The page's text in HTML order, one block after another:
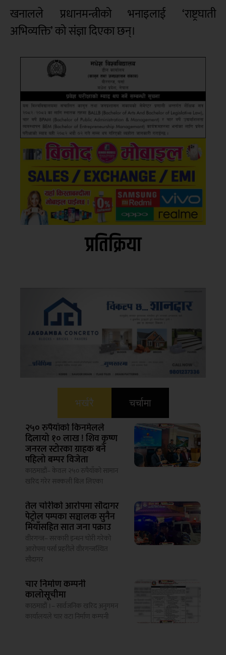
खनालले प्रधानमन्त्रीको भनाइलाई ‘राष्ट्रघाती
अभिव्यक्ति’ को संज्ञा दिएका छन्।
प्रतिक्रिया
भर्खरै चर्चामा
२५० रुपैयाँको किनमेलले
दिलायो १० लाख ! शिव कृष्ण
जनरल स्टोरका ग्राहक बने
पहिलो बम्पर विजेता
काठमाडौं– केवल २५० रुपैयाँको सामान
खरिद गरेर सक्कली बिल लिएका
तेल चोरीको आरोपमा सौदागर
पेट्रोल पम्पका सञ्चालक सुनैन
मियाँसहित सात जना पक्राउ
वीरगन्ज– सरकारी इन्धन चोरी गरेको
आरोपमा पर्सा प्रहरीले वीरगन्जस्थित
सौदागर
चार निर्माण कम्पनी
कालोसूचीमा
काठमाडौं ।– सार्वजनिक खरिद अनुगमन
कार्यालयले चार वटा निर्माण कम्पनी